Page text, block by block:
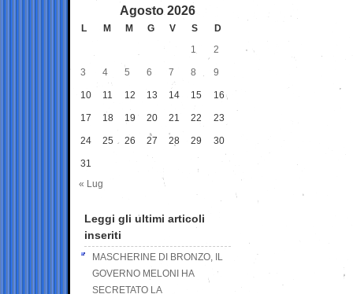
Agosto 2026
L M M G V S
D
1
2
3 4 5 6 7 8 9
10 11 12 13 14 15 16
17 18 19 20 21 22 23
24 25 26 27 28 29 30
31
« Lug
Leggi gli ultimi articoli
inseriti
MASCHERINE DI BRONZO, IL
GOVERNO MELONI HA
SECRETATO LA